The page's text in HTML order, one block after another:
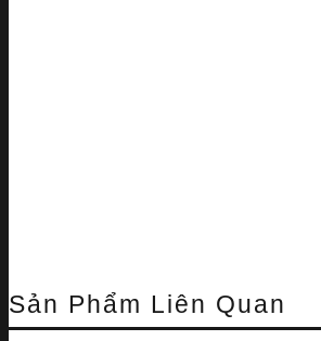
Sản Phẩm Liên Quan